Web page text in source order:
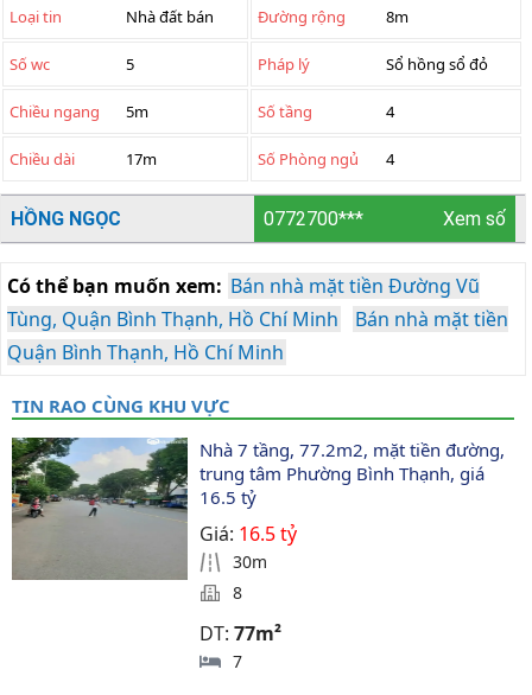
Loại tin Nhà đất bán Đường rộng 8m
Số wc 5 Pháp lý Sổ hồng sổ đỏ
Chiều ngang 5m Số tầng 4
Chiều dài 17m Số Phòng ngủ 4
HỒNG NGỌC 0772700*** Xem số
Có thể bạn muốn xem: Bán nhà mặt tiền Đường Vũ
Tùng, Quận Bình Thạnh, Hồ Chí Minh
Bán nhà mặt tiền
Quận Bình Thạnh, Hồ Chí Minh
TIN RAO CÙNG KHU VỰC
Nhà 7 tầng, 77.2m2, mặt tiền đường,
trung tâm Phường Bình Thạnh, giá
16.5 tỷ
Giá: 16.5 tỷ
30m
8
DT:77m²
7